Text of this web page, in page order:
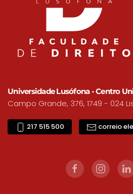
Universidade Lusófona - Centro
Campo Grande, 376, 1749 - 024
217 515 500 correio